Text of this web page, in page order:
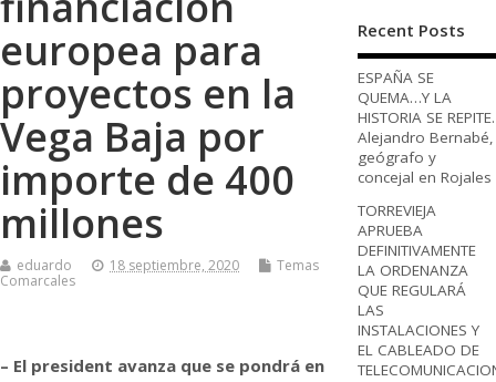
europea para
proyectos en la
Vega Baja por
importe de 400
millones
eduardo 18 septiembre, 2020
Temas
Comarcales
– El president avanza que se pondrá en
Recent Posts
ESPAÑA SE
QUEMA…Y LA
HISTORIA SE REPITE.
Alejandro Bernabé,
geógrafo y
concejal en Rojales
TORREVIEJA
APRUEBA
DEFINITIVAMENTE
LA ORDENANZA
QUE REGULARÁ
LAS
INSTALACIONES Y
EL CABLEADO DE